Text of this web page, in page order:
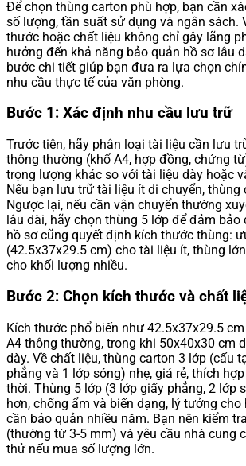
Để chọn thùng carton phù hợp, bạn cần
số lượng, tần suất sử dụng và ngân sách.
thước hoặc chất liệu không chỉ gây lãng
hưởng đến khả năng bảo quản hồ sơ lâu
bước chi tiết giúp bạn đưa ra lựa chọn
nhu cầu thực tế của văn phòng.
Bước 1: Xác định nhu cầu lưu trữ
Trước tiên, hãy phân loại tài liệu cần lưu
thông thường (khổ A4, hợp đồng, chứng
trọng lượng khác so với tài liệu dày hoặc
Nếu bạn lưu trữ tài liệu ít di chuyển, thùng
Ngược lại, nếu cần vận chuyển thường
lâu dài, hãy chọn thùng 5 lớp để đảm bảo
hồ sơ cũng quyết định kích thước thùng:
(42.5x37x29.5 cm) cho tài liệu ít, thùng
cho khối lượng nhiều.
Bước 2: Chọn kích thước và chất
Kích thước phổ biến như 42.5x37x29.5
A4 thông thường, trong khi 50x40x30 cm
dày. Về chất liệu, thùng carton 3 lớp (cấu
phẳng và 1 lớp sóng) nhẹ, giá rẻ, thích
thời. Thùng 5 lớp (3 lớp giấy phẳng, 2 lớp
hơn, chống ẩm và biến dạng, lý tưởng cho
cần bảo quản nhiều năm. Bạn nên kiểm
(thường từ 3-5 mm) và yêu cầu nhà cung
thử nếu mua số lượng lớn.